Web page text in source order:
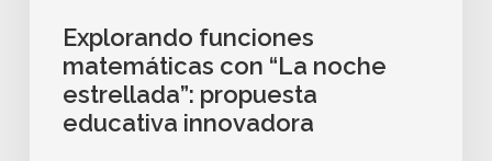
Explorando funciones
matemáticas con “La noche
estrellada”: propuesta
educativa innovadora